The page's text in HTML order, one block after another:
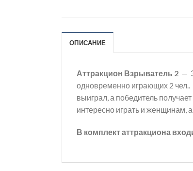
ОПИСАНИЕ
Аттракцион Взрыватель 2 —
одновременно играющих 2
выиграл, а победитель
интересно играть и женщинам,
В комплект аттракциона